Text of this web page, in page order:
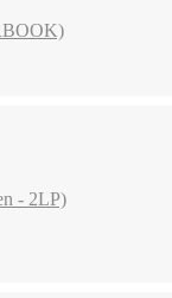
- 2LP)